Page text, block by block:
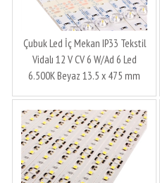
Çubuk Led İç Mekan IP33 Tekstil
Vidalı 12 V CV 6 W/Ad 6 Led
6.500K Beyaz 13.5 x 475 mm